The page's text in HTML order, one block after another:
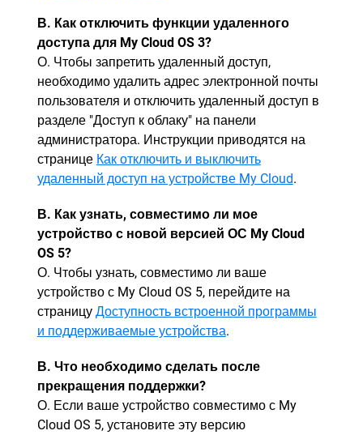
В. Как отключить функции удаленного
доступа для My Cloud OS 3?
О. Чтобы запретить удаленный доступ,
необходимо удалить адрес электронной почты
пользователя и отключить удаленный доступ в
разделе "Доступ к облаку" на панели
администратора. Инструкции приводятся на
странице Как отключить и выключить
удаленный доступ на устройстве My Cloud.
В. Как узнать, совместимо ли мое
устройство с новой версией ОС My Cloud
OS 5?
О. Чтобы узнать, совместимо ли ваше
устройство с My Cloud OS 5, перейдите на
страницу Доступность встроенной программы
и поддерживаемые устройства.
В. Что необходимо сделать после
прекращения поддержки?
О. Если ваше устройство совместимо с My
Cloud OS 5, установите эту версию